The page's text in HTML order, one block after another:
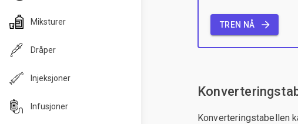
Miksturer
Dråper
Injeksjoner
Infusjoner
TREN NÅ
Konverteringstabellen